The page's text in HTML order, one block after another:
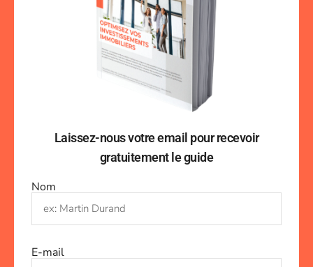
Laissez-nous votre email pour recevoir
gratuitement le guide
Nom
E-mail